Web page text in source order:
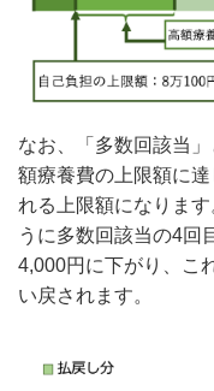
なお、「多数回該当
額療養費の上限額に
れる上限額になりま
うに多数回該当の4回
4,000円に下がり、こ
い戻されます。